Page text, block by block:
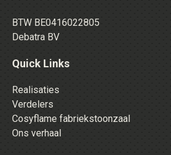
BTW BE0416022805
Debatra BV
Quick Links
Realisaties
Verdelers
Cosyflame fabriekstoonzaal
Ons verhaal